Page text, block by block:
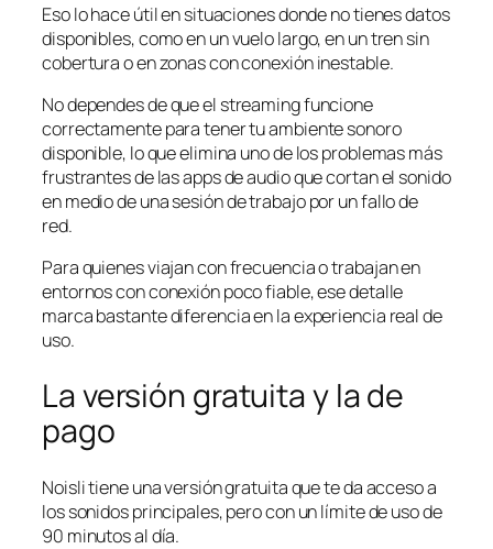
Eso lo hace útil en situaciones donde no tienes datos
disponibles, como en un vuelo largo, en un tren sin
cobertura o en zonas con conexión inestable.
No dependes de que el streaming funcione
correctamente para tener tu ambiente sonoro
disponible, lo que elimina uno de los problemas más
frustrantes de las apps de audio que cortan el sonido
en medio de una sesión de trabajo por un fallo de
red.
Para quienes viajan con frecuencia o trabajan en
entornos con conexión poco fiable, ese detalle
marca bastante diferencia en la experiencia real de
uso.
La versión gratuita y la de
pago
Noisli tiene una versión gratuita que te da acceso a
los sonidos principales, pero con un límite de uso de
90 minutos al día.